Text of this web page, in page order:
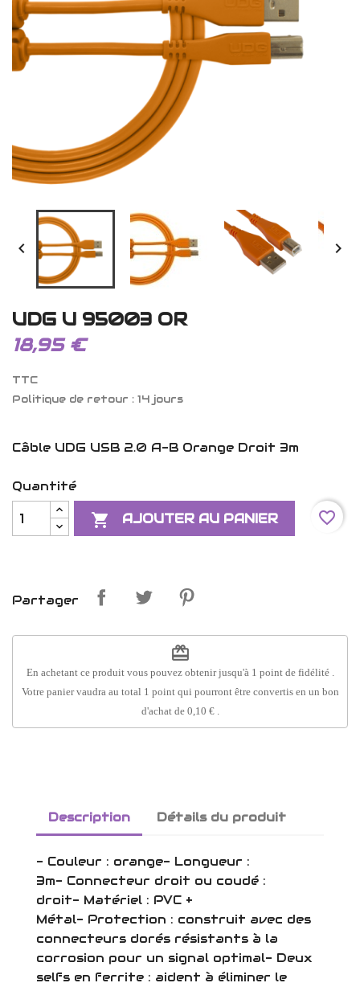
 
UDG U 95003 OR
18,95 €
TTC
Politique de retour : 14 jours
Câble UDG USB 2.0 A-B Orange Droit 3m
Quantité
 AJOUTER AU PANIER favorite_border
Partager
redeem
En achetant ce produit vous pouvez obtenir jusqu'à 1 point de fidélité.
Votre panier vaudra au total 1 pointqui pourront être convertis en un bon
d'achat de 0,10 €.
Description Détails du produit
- Couleur : orange- Longueur :
3m- Connecteur droit ou coudé :
droit- Matériel : PVC +
Métal- Protection : construit avec des
connecteurs dorés résistants à la
corrosion pour un signal optimal- Deux
selfs en ferrite : aident à éliminer le